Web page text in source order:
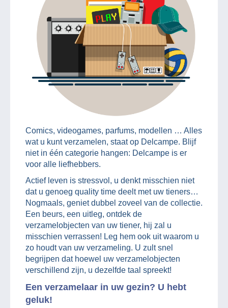
Comics, videogames, parfums, modellen … Alles
wat u kunt verzamelen, staat op Delcampe. Blijf
niet in één categorie hangen: Delcampe is er
voor alle liefhebbers.
Actief leven is stressvol, u denkt misschien niet
dat u genoeg quality time deelt met uw tieners…
Nogmaals, geniet dubbel zoveel van de collectie.
Een beurs, een uitleg, ontdek de
verzamelobjecten van uw tiener, hij zal u
misschien verrassen! Leg hem ook uit waarom u
zo houdt van uw verzameling. U zult snel
begrijpen dat hoewel uw verzamelobjecten
verschillend zijn, u dezelfde taal spreekt!
Een verzamelaar in uw gezin? U hebt
geluk!